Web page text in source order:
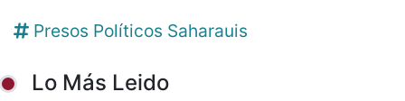
Presos Políticos Saharauis
Lo Más Leido